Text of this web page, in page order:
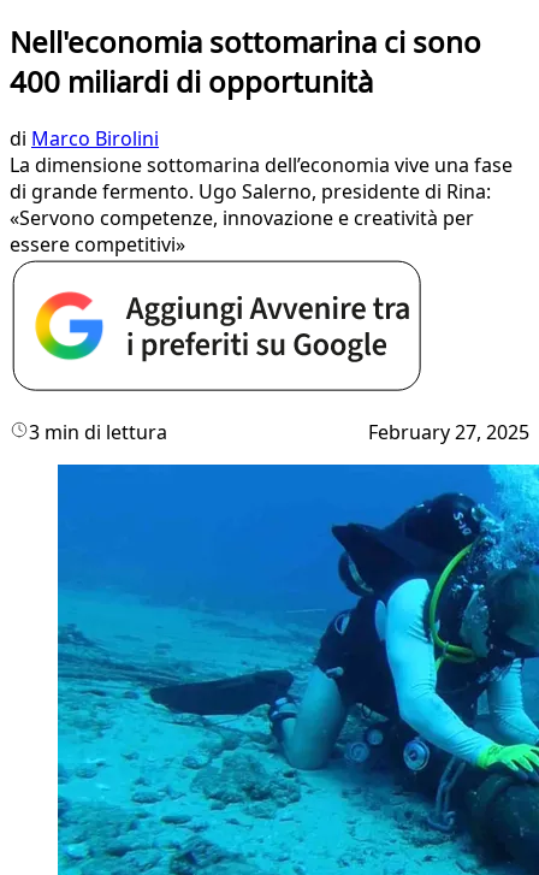
Nell'economia sottomarina ci sono
400 miliardi di opportunità
di Marco Birolini
La dimensione sottomarina dell’economia vive una fase
di grande fermento. Ugo Salerno, presidente di Rina:
«Servono competenze, innovazione e creatività per
essere competitivi»
3 min di lettura February 27, 2025